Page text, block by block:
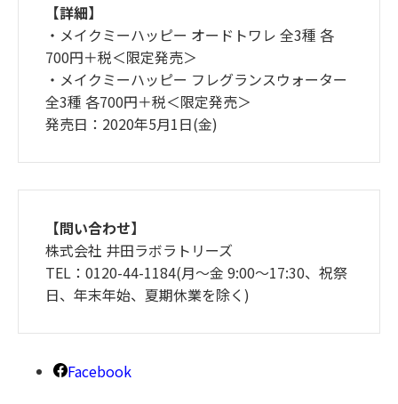
【詳細】
・メイクミーハッピー オードトワレ 全3種 各
700円＋税＜限定発売＞
・メイクミーハッピー フレグランスウォーター
全3種 各700円＋税＜限定発売＞
発売日：2020年5月1日(金)
【問い合わせ】
株式会社 井田ラボラトリーズ
TEL：0120-44-1184(月～金 9:00～17:30、祝祭
日、年末年始、夏期休業を除く)
Facebook